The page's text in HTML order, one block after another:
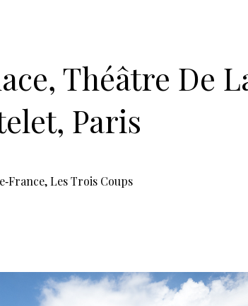
danse, Place à l’Europe, Place au
! 🔴